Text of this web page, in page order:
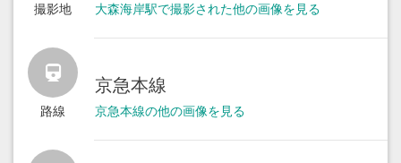
撮影地 大森海岸駅で撮影された他の画像を見る
路線
京急本線
京急本線の他の画像を見る